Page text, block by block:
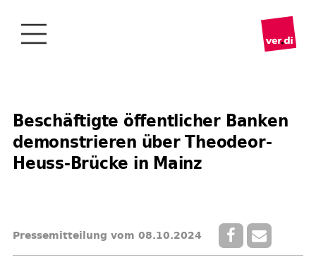
Beschäftigte öffentlicher Banken
demonstrieren über Theodeor-
Heuss-Brücke in Mainz
Pressemitteilung vom 08.10.2024